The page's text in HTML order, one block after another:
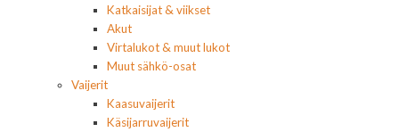
Katkaisijat & viikset
Akut
Virtalukot & muut lukot
Muut sähkö-osat
Vaijerit
Kaasuvaijerit
Käsijarruvaijerit